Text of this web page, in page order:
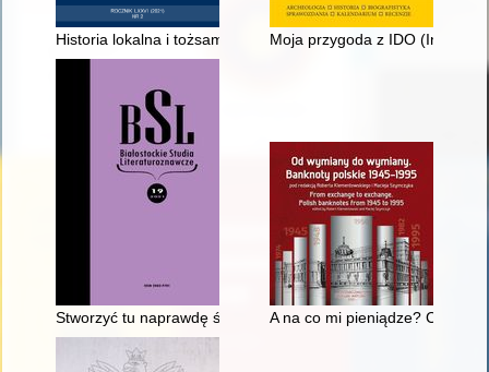
Historia lokalna i tożsamość : przykład miast dolnośląskich =
Moja przygoda z IDO (Institut
Stworzyć tu naprawdę śliczną a bogatą kolonię polską" :
A na co mi pieniądze? Co